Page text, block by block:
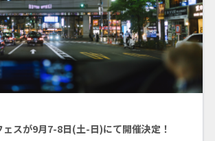
スが9月7-8日(土-日)にて開催決定！